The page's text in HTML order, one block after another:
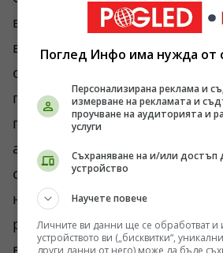
възможно единствено поради
вътрешната динамика на
от повърхностния климат.
плочите и вулканичната
продължават да изхвърлят
атмосферата. Тъй като
с лед, химическото изветряне
напълно спира — няма течна
реки, които да отмиват
въглероден диоксид и да го
Поглед Инфо има нужда от
Персонализирана реклама и
измерване на рекламата и
проучване на аудиторията и
услуги
Съхраняване на и/или
устройство
Научете повече
Личните ви данни ще се обработват
устройството ви („бисквитки“,
други данни от него) може да бъде